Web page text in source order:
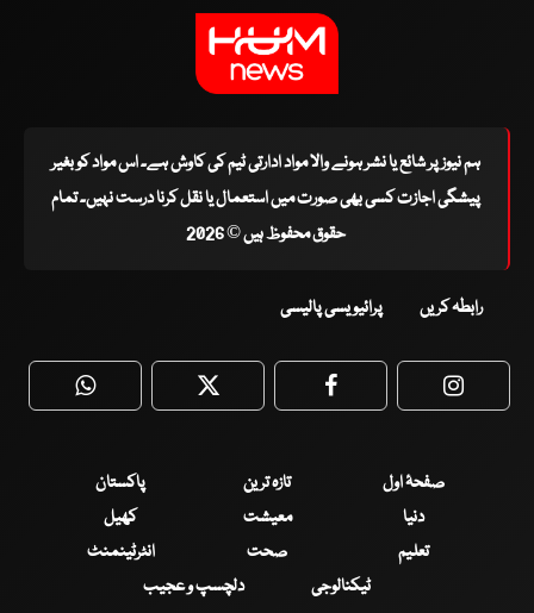
ہم نیوز پر شائع یا نشر ہونے والا مواد ادارتی ٹیم کی کاوش ہے۔ اس مواد کو بغیر
پیشگی اجازت کسی بھی صورت میں استعمال یا نقل کرنا درست نہیں۔ تمام
حقوق محفوظ ہیں © 2026
رابطہ کریں پرائیویسی پالیسی
WhatsApp Twitter Facebook
صفحۂ اول تازہ ترین
پاکستان
دنیا
معیشت
کھیل
تعلیم
صحت
انٹرٹینمنٹ
ٹیکنالوجی
دلچسپ و عجیب